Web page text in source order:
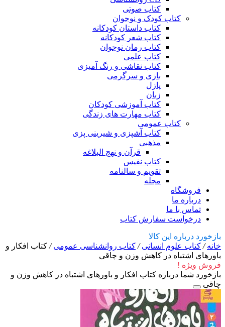
کتاب صوتی
کتاب کودک و نوجوان
کتاب داستان کودکانه
کتاب شعر کودکانه
کتاب رمان نوجوان
کتاب علمی
کتاب نقاشی و رنگ آمیزی
بازی و سرگرمی
پازل
زبان
کتاب آموزشی کودکان
کتاب مهارت های زندگی
کتاب عمومی
کتاب آشپزی و شیرینی پزی
مذهبی
قرآن و نهج البلاغه
کتاب نفیس
تقویم و سالنامه
مجله
فروشگاه
درباره ما
تماس با ما
درخواست سفارش کتاب
بازخورد درباره این کالا
خانه/ کتاب علوم انسانی/ کتاب روانشناسی عمومی/ کتاب افکار و
باورهای اشتباه در کاهش وزن و چاقی
فروش ویژه !
بازخورد شما درباره کتاب افکار و باورهای اشتباه در کاهش وزن و
چاقی